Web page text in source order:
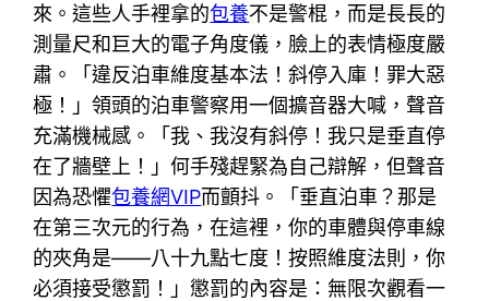
來。這些人手裡拿的包養不是警棍，而是長長的
測量尺和巨大的電子角度儀，臉上的表情極度嚴
肅。「違反泊車維度基本法！斜停入庫！罪大惡
極！」領頭的泊車警察用一個擴音器大喊，聲音
充滿機械感。「我、我沒有斜停！我只是垂直停
在了牆壁上！」何手殘趕緊為自己辯解，但聲音
因為恐懼包養網VIP而顫抖。「垂直泊車？那是
在第三次元的行為，在這裡，你的車體與停車線
的夾角是——八十九點七度！按照維度法則，你
必須接受懲罰！」懲罰的內容是：無限次觀看一